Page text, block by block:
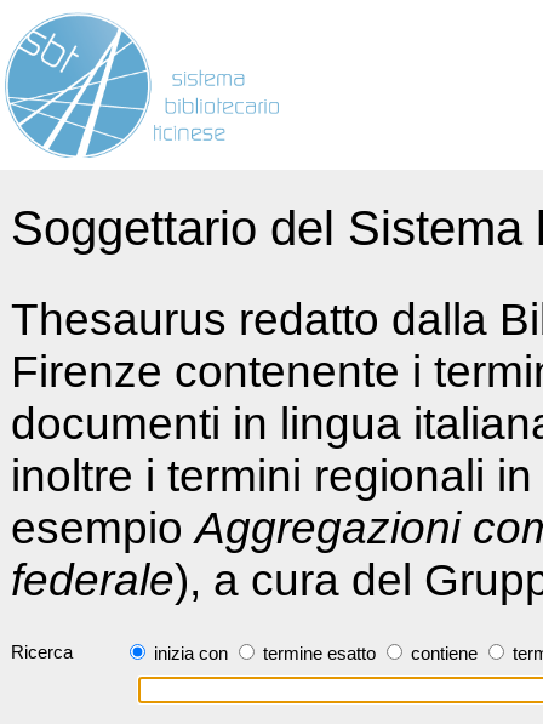
Soggettario del
Thesaurus redatto dalla
Firenze contenente i
documenti in lingua
inoltre i termini regionali
esempioAggregazioni
federale), a cura del
Ricerca inizia con termine esatto contiene